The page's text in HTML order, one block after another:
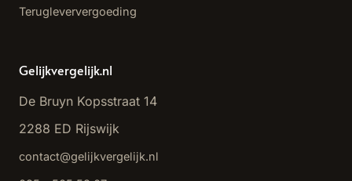
Terugleververgoeding
Gelijkvergelijk.nl
De Bruyn Kopsstraat 14
2288 ED Rijswijk
contact@gelijkvergelijk.nl